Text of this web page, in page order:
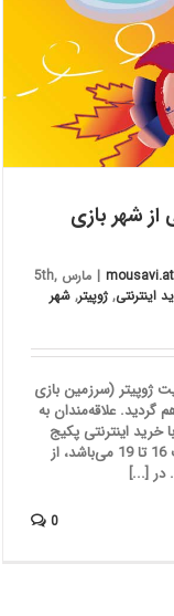
از شهر بازی
|
مارس 5th,
اینترنتی, ژوپیتر, شهر
ژوپیتر (سرزمین بازی
گردید. علاقه‌مندان به
خرید اینترنتی پکیج
سه ساعته بازی که از ساعت 16 تا 19 می‌باشد، از
در [...]
0